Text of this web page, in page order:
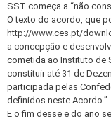
SST começa a “não
O texto do acordo, que
http://www.ces.pt/
a concepção e
cometida ao Instituto de
constituir até 31 de
participada pelas
definidos neste Acordo.”
E o fim desse e do ano